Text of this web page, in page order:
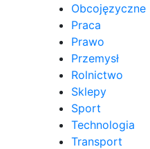
Obcojęzyczne
Praca
Prawo
Przemysł
Rolnictwo
Sklepy
Sport
Technologia
Transport